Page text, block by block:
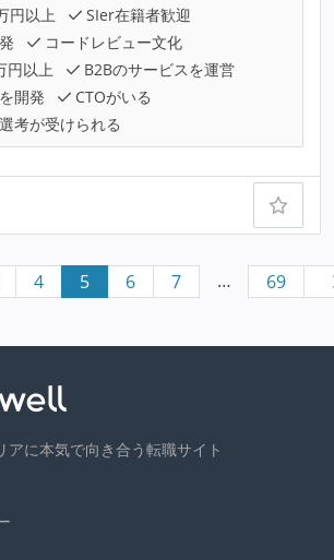
円以上
SIer在籍者歓迎
コードレビュー文化
円以上
B2Bのサービスを運営
開発
CTOがいる
考が受けられる
4 5 6 7 … 69
アに本気で向き合う転職サイト